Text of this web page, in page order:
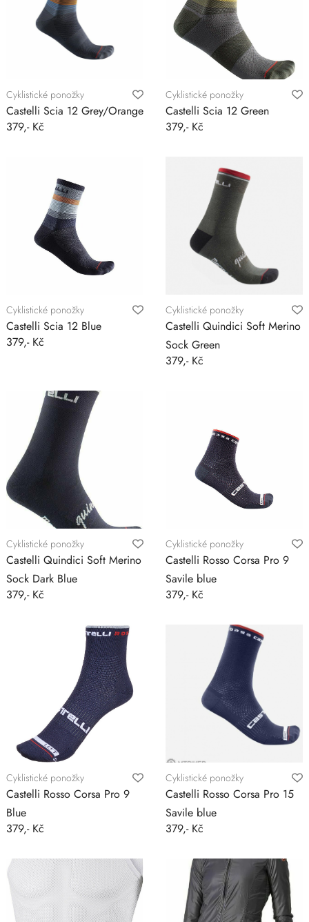
Cyklistické ponožky
Castelli Scia 12 Grey/Orange
379,- Kč
Cyklistické ponožky
Castelli Scia 12 Green
379,- Kč
Cyklistické ponožky
Castelli Scia 12 Blue
379,- Kč
Cyklistické ponožky
Castelli Quindici Soft Merino
Sock Green
379,- Kč
Cyklistické ponožky
Castelli Quindici Soft Merino
Sock Dark Blue
379,- Kč
Cyklistické ponožky
Castelli Rosso Corsa Pro 9
Savile blue
379,- Kč
Cyklistické ponožky
Castelli Rosso Corsa Pro 9
Blue
379,- Kč
Cyklistické ponožky
Castelli Rosso Corsa Pro 15
Savile blue
379,- Kč